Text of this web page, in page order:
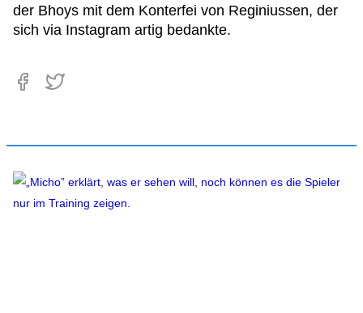
der Bhoys mit dem Konterfei von Reginiussen, der
sich via Instagram artig bedankte.